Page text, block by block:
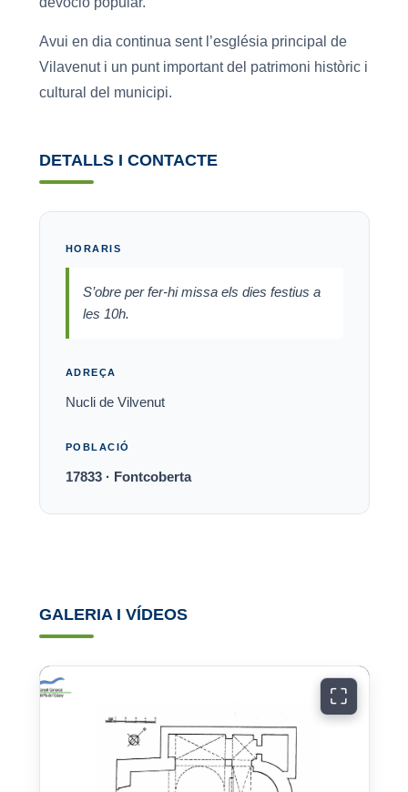
Avui en dia continua sent l’església principal de
Vilavenut i un punt important del patrimoni històric i
cultural del municipi.
DETALLS I CONTACTE
HORARIS
S’obre per fer-hi missa els dies festius a
les 10h.
ADREÇA
Nucli de Vilvenut
POBLACIÓ
17833 · Fontcoberta
GALERIA I VÍDEOS
⛶